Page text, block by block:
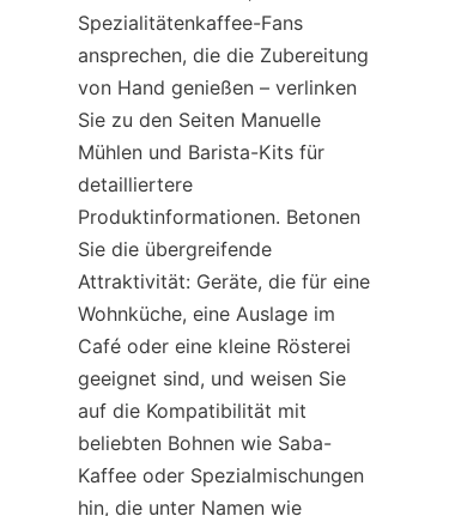
Spezialitätenkaffee-Fans
ansprechen, die die Zubereitung
von Hand genießen – verlinken
Sie zu den Seiten Manuelle
Mühlen und Barista-Kits für
detailliertere
Produktinformationen. Betonen
Sie die übergreifende
Attraktivität: Geräte, die für eine
Wohnküche, eine Auslage im
Café oder eine kleine Rösterei
geeignet sind, und weisen Sie
auf die Kompatibilität mit
beliebten Bohnen wie Saba-
Kaffee oder Spezialmischungen
hin, die unter Namen wie